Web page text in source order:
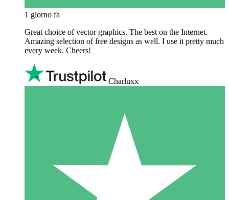
1 giorno fa
Great choice of vector graphics. The best on the Internet.
Amazing selection of free designs as well. I use it pretty much
every week. Cheers!
Charluxx